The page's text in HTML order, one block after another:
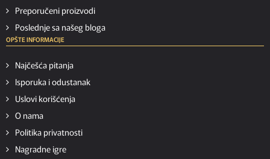
Preporučeni proizvodi
Poslednje sa našeg bloga
OPŠTE INFORMACIJE
Najčešća pitanja
Isporuka i odustanak
Uslovi korišćenja
O nama
Politika privatnosti
Nagradne igre